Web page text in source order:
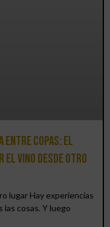
entre copas: el
el vino desde otro
lugar Hay experiencias
las cosas. Y luego